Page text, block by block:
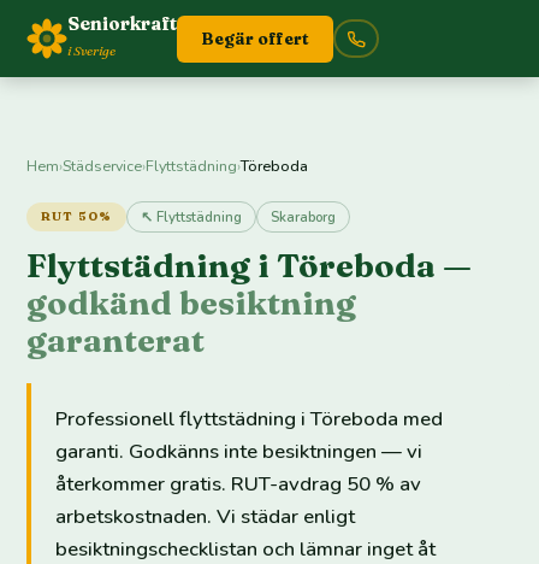
Seniorkraft
i Sverige
Begär offert
Hem›Städservice›Flyttstädning›Töreboda
RUT 50% ↖ Flyttstädning Skaraborg
Flyttstädning i Töreboda —
godkänd besiktning
garanterat
Professionell flyttstädning i Töreboda med
garanti. Godkänns inte besiktningen — vi
återkommer gratis. RUT-avdrag 50 % av
arbetskostnaden. Vi städar enligt
besiktningschecklistan och lämnar inget åt